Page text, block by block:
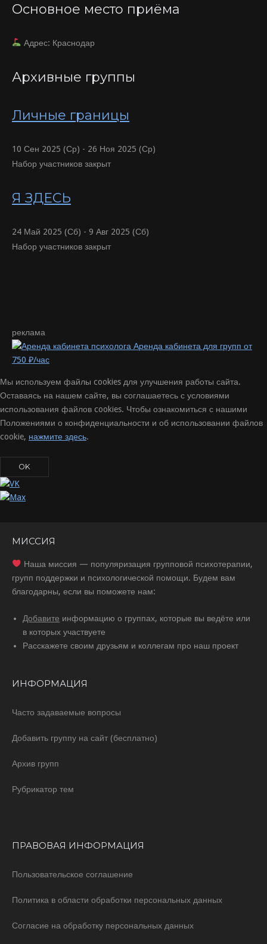
Основное место приёма
Адрес: Краснодар
Архивные группы
Личные границы
10 Сен 2025 (Ср) - 26 Ноя 2025 (Ср)
Набор участников закрыт
Я ЗДЕСЬ
24 Май 2025 (Сб) - 9 Авг 2025 (Сб)
Набор участников закрыт
реклама
Аренда кабинета для групп от
750 ₽/час
Мы используем файлы cookies для улучшения работы сайта.
Оставаясь на нашем сайте, вы соглашаетесь с условиями
использования файлов cookies. Чтобы ознакомиться с нашими
Положениями о конфиденциальности и об использовании файлов
cookie, нажмите здесь.
OK
МИССИЯ
Наша миссия — популяризация групповой психотерапии,
групп поддержки и психологической помощи. Будем вам
благодарны, если вы поможете нам:
Добавите информацию о группах, которые вы ведёте или
в которых участвуете
Расскажете своим друзьям и коллегам про наш проект
ИНФОРМАЦИЯ
Часто задаваемые вопросы
Добавить группу на сайт (бесплатно)
Архив групп
Рубрикатор тем
ПРАВОВАЯ ИНФОРМАЦИЯ
Пользовательское соглашение
Политика в области обработки персональных данных
Согласие на обработку персональных данных